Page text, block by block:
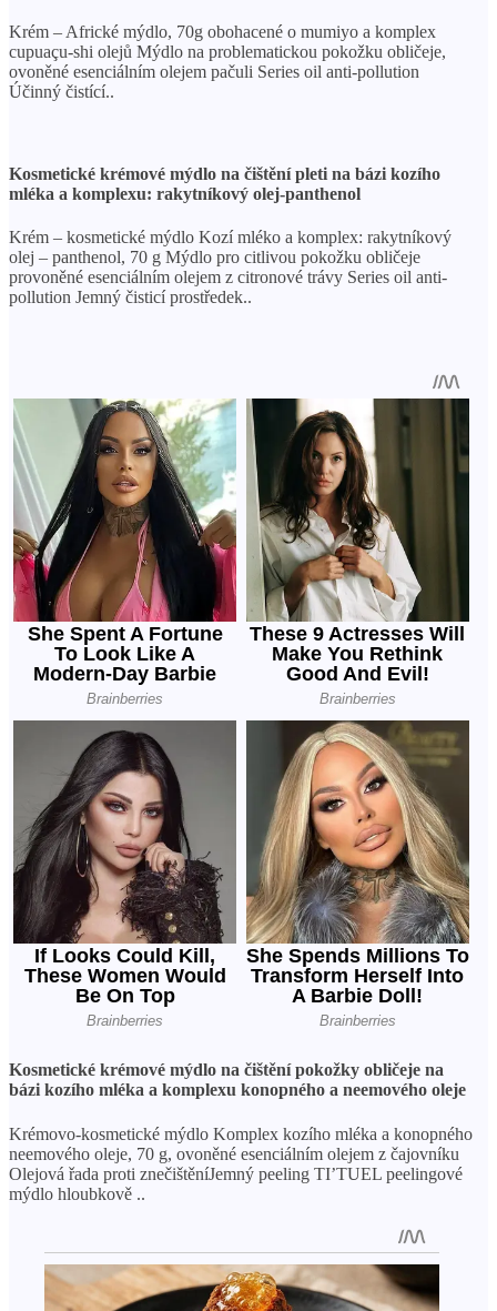
Krém – Africké mýdlo, 70g obohacené o mumiyo a komplex
cupuaçu-shi olejů Mýdlo na problematickou pokožku obličeje,
ovoněné esenciálním olejem pačuli Series oil anti-pollution
Účinný čistící..
Kosmetické krémové mýdlo na čištění pleti na bázi kozího
mléka a komplexu: rakytníkový olej-panthenol
Krém – kosmetické mýdlo Kozí mléko a komplex: rakytníkový
olej – panthenol, 70 g Mýdlo pro citlivou pokožku obličeje
provoněné esenciálním olejem z citronové trávy Series oil anti-
pollution Jemný čisticí prostředek..
Kosmetické krémové mýdlo na čištění pokožky obličeje na
bázi kozího mléka a komplexu konopného a neemového oleje
Krémovo-kosmetické mýdlo Komplex kozího mléka a konopného
neemového oleje, 70 g, ovoněné esenciálním olejem z čajovníku
Olejová řada proti znečištěníJemný peeling TI’TUEL peelingové
mýdlo hloubkově ..